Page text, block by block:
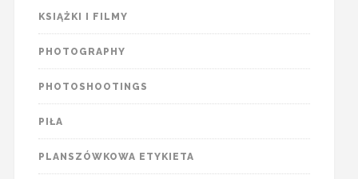
KSIĄŻKI I FILMY
PHOTOGRAPHY
PHOTOSHOOTINGS
PIŁA
PLANSZÓWKOWA ETYKIETA